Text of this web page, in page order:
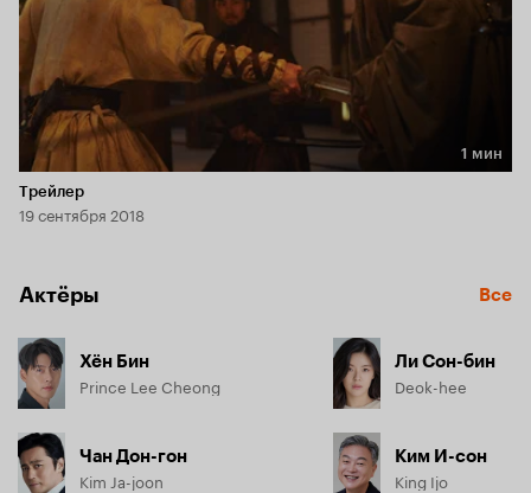
Длительность 1 мин
1 мин
Трейлер
19 сентября 2018
Актёры Все
Хён Бин
Prince Lee Cheong
Чан Дон-гон
Kim Ja-joon
Ли Сон-бин
Deok-hee
Ким И-сон
King Ijo